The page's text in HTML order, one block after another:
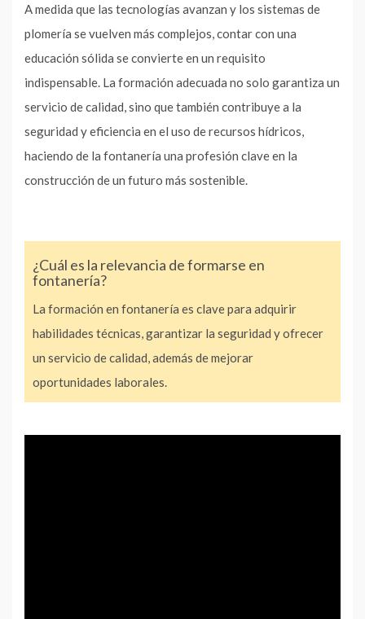
A medida que las tecnologías avanzan y los sistemas de
plomería se vuelven más complejos, contar con una
educación sólida se convierte en un requisito
indispensable. La formación adecuada no solo garantiza un
servicio de calidad, sino que también contribuye a la
seguridad y eficiencia en el uso de recursos hídricos,
haciendo de la fontanería una profesión clave en la
construcción de un futuro más sostenible.
¿Cuál es la relevancia de formarse en
fontanería?
La formación en fontanería es clave para adquirir
habilidades técnicas, garantizar la seguridad y ofrecer
un servicio de calidad, además de mejorar
oportunidades laborales.